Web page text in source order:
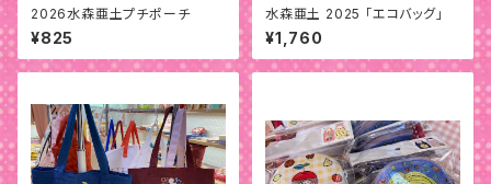
2026水森亜土プチポーチ
¥825
水森亜土 2025 「エコバッグ」
¥1,760